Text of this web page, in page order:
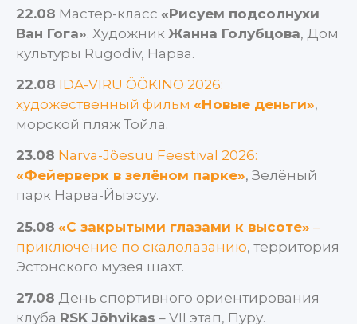
22.08 Мастер-класс «Рисуем подсолнухи
Ван Гога». Художник Жанна Голубцова, Дом
культуры Rugodiv, Нарва.
22.08 IDA-VIRU ÖÖKINO 2026:
художественный фильм «Новые деньги»,
морской пляж Тойла.
23.08 Narva-Jõesuu Feestival 2026:
«Фейерверк в зелёном парке», Зелёный
парк Нарва-Йыэсуу.
25.08 «С закрытыми глазами к высоте» –
приключение по скалолазанию, территория
Эстонского музея шахт.
27.08 День спортивного ориентирования
клуба RSK Jõhvikas – VII этап, Пуру.